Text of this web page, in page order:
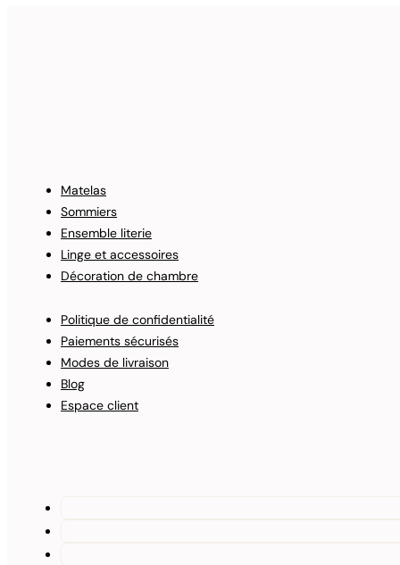
Matelas
Sommiers
Ensemble literie
Linge et accessoires
Décoration de chambre
Politique de confidentialité
Paiements sécurisés
Modes de livraison
Blog
Espace client